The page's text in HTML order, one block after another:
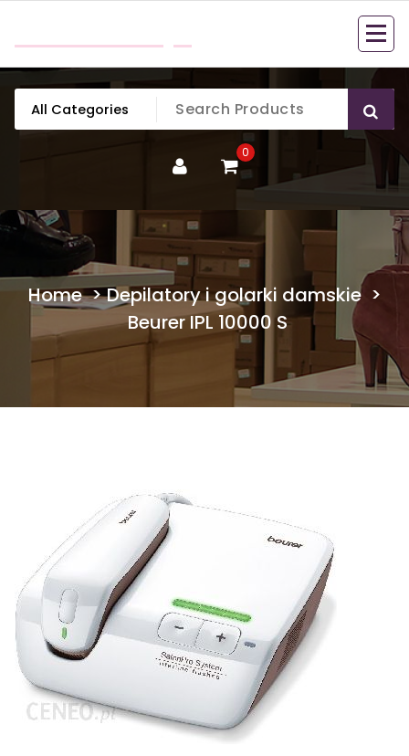
content
0
Home>Depilatory i golarki damskie >
Beurer IPL 10000 S